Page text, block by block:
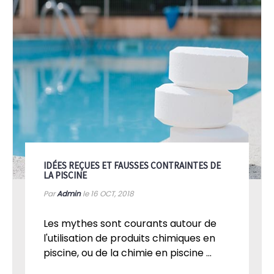
IDÉES REÇUES ET FAUSSES CONTRAINTES DE
LA PISCINE
ParAdminle 16 OCT, 2018
Les mythes sont courants autour de
l'utilisation de produits chimiques en
piscine, ou de la chimie en piscine ...